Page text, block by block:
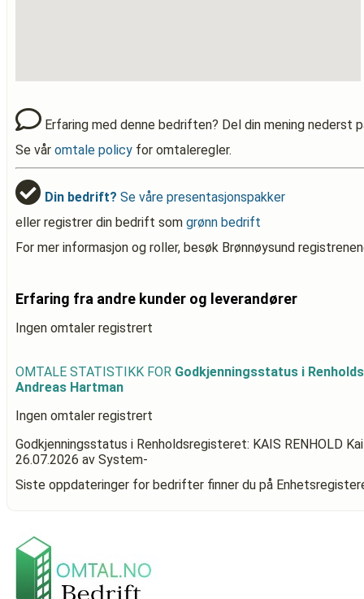
Erfaring med denne bedriften? Del din mening nederst
Se vår omtale policy for omtaleregler.
Din bedrift? Se våre presentasjonspakker
eller registrer din bedrift som grønn bedrift
For mer informasjon og roller, besøk Brønnøysund
Erfaring fra andre kunder og leverandører
Ingen omtaler registrert
OMTALE STATISTIKK FOR Godkjenningsstatus i
Andreas Hartman
Ingen omtaler registrert
Godkjenningsstatus i Renholdsregisteret: KAIS RENHOLD
26.07.2026 av System-
Siste oppdateringer for bedrifter finner du på